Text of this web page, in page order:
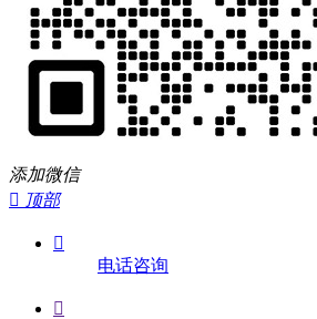
添加微信
 顶部

电话咨询
